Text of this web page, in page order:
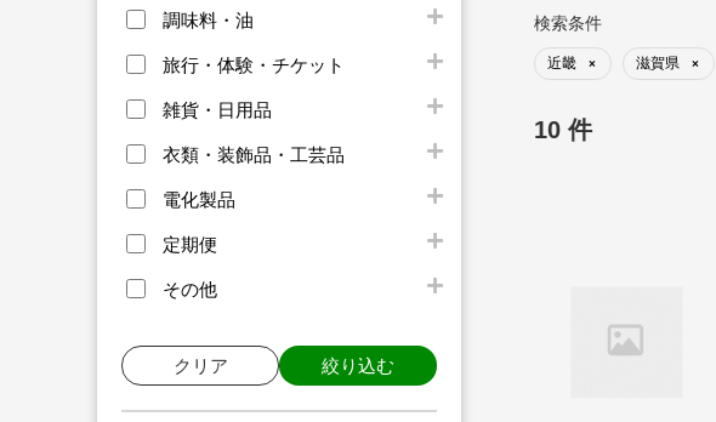
調味料・油
旅行・体験・チケット
雑貨・日用品
衣類・装飾品・工芸品
電化製品
定期便
その他
クリア 絞り込む
検索条件
近畿 × 滋賀県 ×
10 件